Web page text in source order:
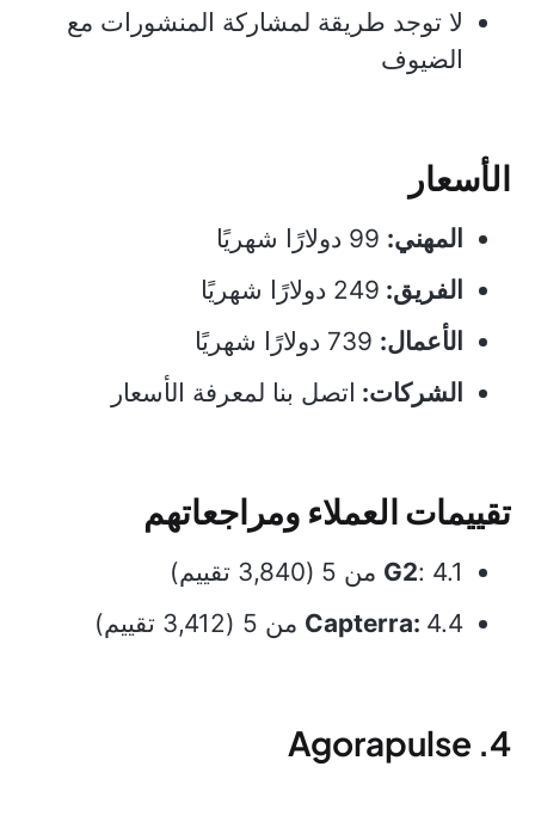
لا توجد طريقة لمشاركة المنشورات مع
الضيوف
الأسعار
المهني:
الفريق: 249 دولارًا شهريًا
الأعمال:
الشركات: اتصل بنا لمعرفة الأسعار
تقييمات العملاء ومراجعاتهم
G2: 4.1 من 5
(3,840 تقييم)
Capterra: 4.4 من 5 (3,412 تقييم)
4. Agorapulse